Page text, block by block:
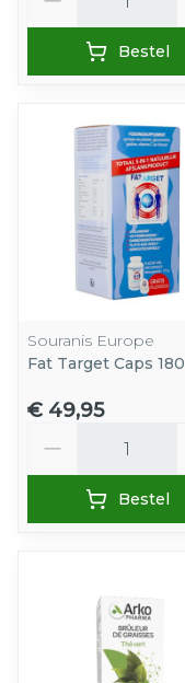
Bestel
Souranis Europe
Fat Target Caps 180
€ 49,95
Bestel